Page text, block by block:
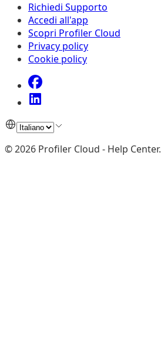
Richiedi Supporto
Accedi all'app
Scopri Profiler Cloud
Privacy policy
Cookie policy
©2026 Profiler Cloud - Help Center.